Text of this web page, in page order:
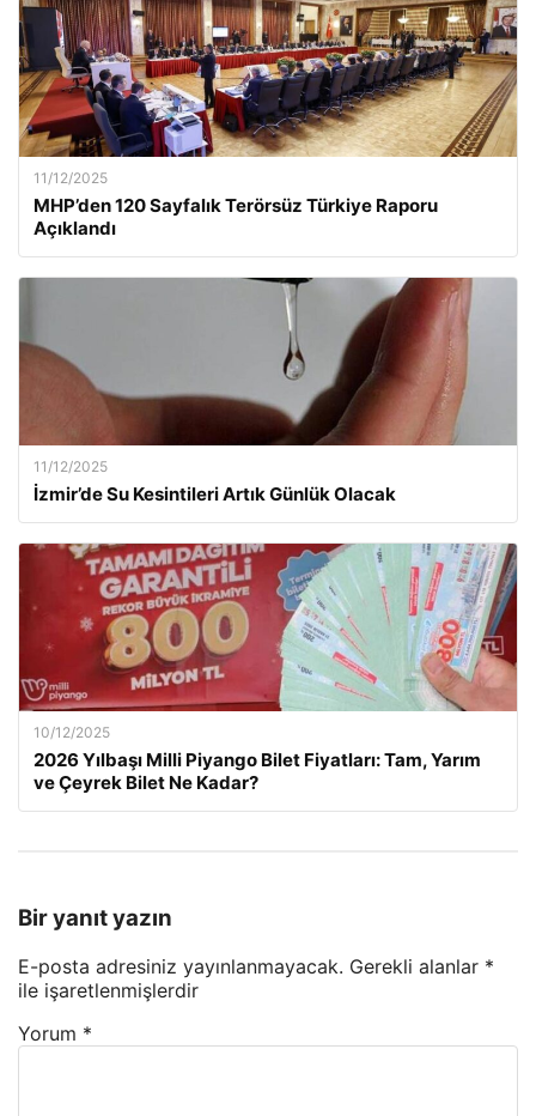
11/12/2025
MHP’den 120 Sayfalık Terörsüz Türkiye Raporu
Açıklandı
11/12/2025
İzmir’de Su Kesintileri Artık Günlük Olacak
10/12/2025
2026 Yılbaşı Milli Piyango Bilet Fiyatları: Tam, Yarım
ve Çeyrek Bilet Ne Kadar?
Bir yanıt yazın
E-posta adresiniz yayınlanmayacak. Gerekli alanlar *
ile işaretlenmişlerdir
Yorum *